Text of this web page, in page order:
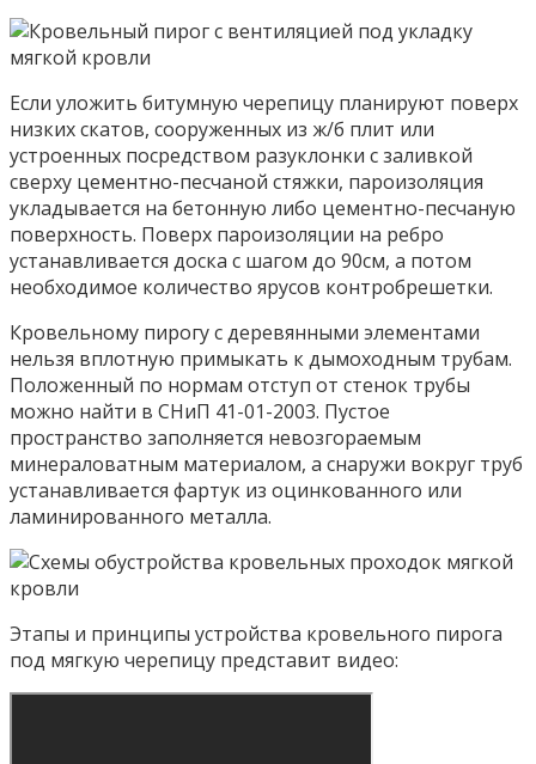
Если уложить битумную черепицу планируют поверх
низких скатов, сооруженных из ж/б плит или
устроенных посредством разуклонки с заливкой
сверху цементно-песчаной стяжки, пароизоляция
укладывается на бетонную либо цементно-песчаную
поверхность. Поверх пароизоляции на ребро
устанавливается доска с шагом до 90см, а потом
необходимое количество ярусов контробрешетки.
Кровельному пирогу с деревянными элементами
нельзя вплотную примыкать к дымоходным трубам.
Положенный по нормам отступ от стенок трубы
можно найти в СНиП 41-01-2003. Пустое
пространство заполняется невозгораемым
минераловатным материалом, а снаружи вокруг труб
устанавливается фартук из оцинкованного или
ламинированного металла.
Этапы и принципы устройства кровельного пирога
под мягкую черепицу представит видео: